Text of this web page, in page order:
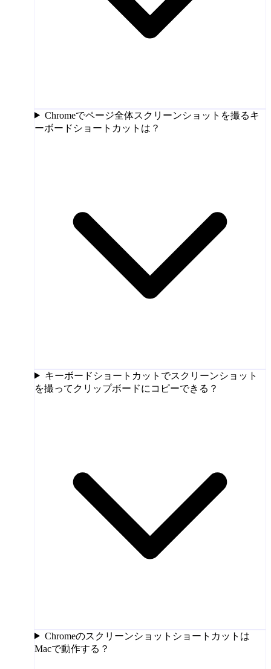
Chromeでページ全体スクリーンショットを撮るキ
ーボードショートカットは？
キーボードショートカットでスクリーンショット
を撮ってクリップボードにコピーできる？
Chromeのスクリーンショットショートカットは
Macで動作する？